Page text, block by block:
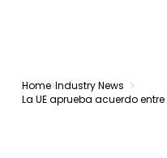
Home Industry News
La UE aprueba acuerdo